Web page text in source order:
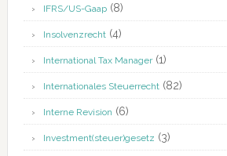
IFRS/US-Gaap(8)
Insolvenzrecht(4)
International Tax Manager(1)
Internationales Steuerrecht(82)
Interne Revision (6)
Investment(steuer)gesetz (3)